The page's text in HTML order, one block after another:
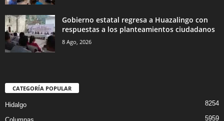
Gobierno estatal regresa a Huazalingo con
respuestas a los planteamientos ciudadanos
8 Ago, 2026
CATEGORÍA POPULAR
Hidalgo 8254
5959